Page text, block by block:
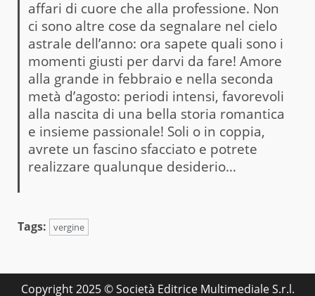
affari di cuore che alla professione. Non
ci sono altre cose da segnalare nel cielo
astrale dell’anno: ora sapete quali sono i
momenti giusti per darvi da fare! Amore
alla grande in febbraio e nella seconda
metà d’agosto: periodi intensi, favorevoli
alla nascita di una bella storia romantica
e insieme passionale! Soli o in coppia,
avrete un fascino sfacciato e potrete
realizzare qualunque desiderio…
Tags: vergine
Copyright 2025 © Società Editrice Multimediale S.r.l.